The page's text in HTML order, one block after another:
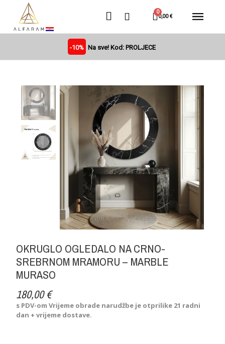
0,00 €
-10% Na sve! Kod: PROLJECE
OKRUGLO OGLEDALO NA CRNO-
SREBRNOM MRAMORU – MARBLE
MURASO
180,00 €
s PDV-omVrijeme obrade narudžbe je otprilike 21 radni
dan + vrijeme dostave.